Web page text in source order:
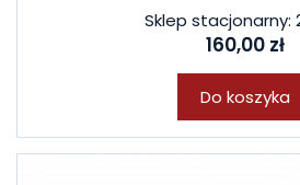
Sklep stacjonarny:
160,00 zł
Do koszyka